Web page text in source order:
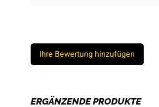
Ihre Bewertung hinzufügen
ERGÄNZENDE PRODUKTE